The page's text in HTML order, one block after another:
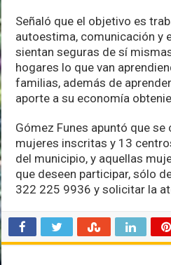
Señaló que el objetivo es
autoestima, comunicación y
sientan seguras de sí
hogares lo que van
familias, además de
aporte a su economía
Gómez Funes apuntó que
mujeres inscritas y 13
del municipio, y aquellas
que deseen participar, sólo
322 225 9936 y solicitar la